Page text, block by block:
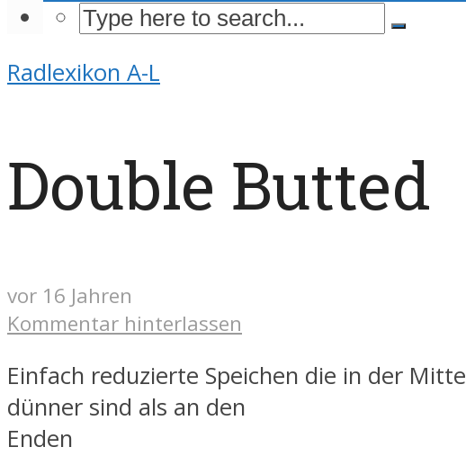
Radlexikon A-L
Double Butted
vor 16 Jahren
Kommentar hinterlassen
Einfach reduzierte Speichen die in der Mitte
dünner sind als an den
Enden